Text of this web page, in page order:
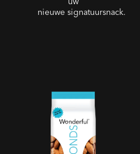
nieuwe signatuursnack.
Amandelen